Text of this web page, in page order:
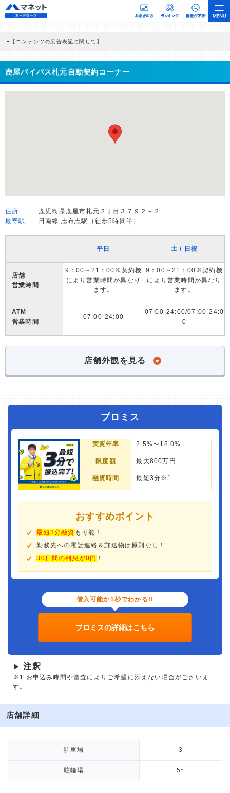
【コンテンツの広告表記に関して】
商品を根拠なくPRするものではなく、当編集部の調査／ユーザーへの口コミ収集な
どに基づき、公平性を担保した情報提供を行っています。
>提携企業一覧
鹿屋バイパス札元自動契約コーナー
住所
鹿児島県鹿屋市札元２丁目３７９２－２
最寄駅
日南線 志布志駅（徒歩5時間半）
平日 土 / 日祝
店舗
営業時間
9：00～21：00※契約機
により営業時間が異なり
ます。
9：00～21：00※契約機
により営業時間が異なり
ます。
ATM
営業時間
07:00-24:00
07:00-24:00/07:00-24:0
0
店舗外観を見る
プロミス
実質年率 2.5%〜18.0%
限度額 最大800万円
融資時間 最短3分※1
おすすめポイント
最短3分融資 も可能！
勤務先への電話連絡＆郵送物は原則なし！
30日間の利息が0円 ！
借入可能か1秒でわかる!!
プロミスの詳細はこちら
▶ 注釈
※1.お申込み時間や審査によりご希望に添えない場合がございま
す。
店舗詳細
駐車場 3
駐輪場 5~